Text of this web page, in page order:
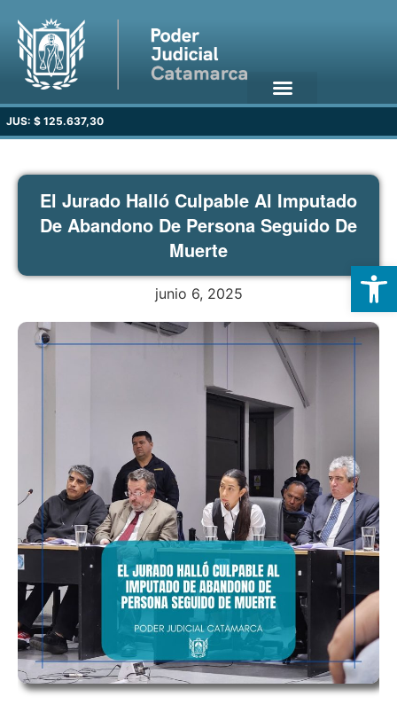
JUS: $ 125.637,30
El Jurado Halló Culpable Al Imputado
De Abandono De Persona Seguido De
Muerte
junio 6, 2025